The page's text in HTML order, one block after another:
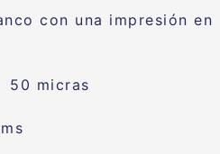
con una impresión en
50 micras